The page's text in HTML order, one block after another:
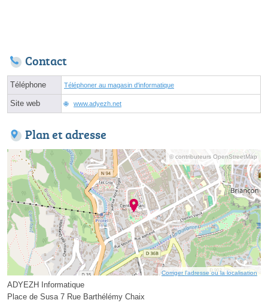
Contact
Téléphone Téléphoner au magasin d'informatique
Site web www.adyezh.net
Plan et adresse
© contributeurs OpenStreetMap
Corriger l’adresse ou la localisation
ADYEZH Informatique
Place de Susa 7 Rue Barthélémy Chaix